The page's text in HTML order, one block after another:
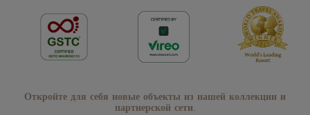
Откройте для себя новые объекты из нашей коллекции и
партнерской сети.